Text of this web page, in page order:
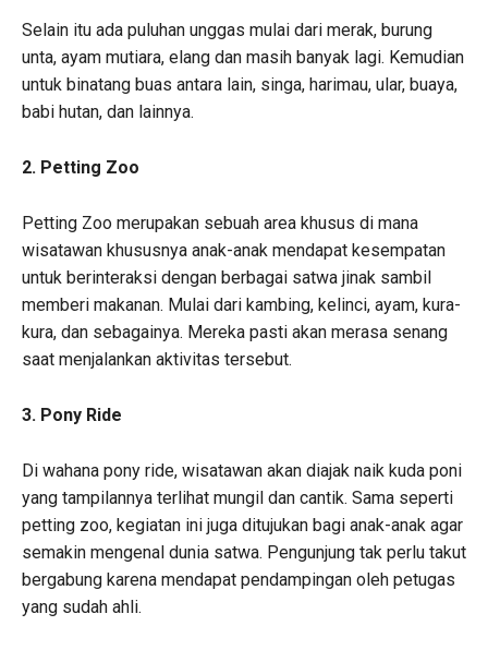
Selain itu ada puluhan unggas mulai dari merak, burung
unta, ayam mutiara, elang dan masih banyak lagi. Kemudian
untuk binatang buas antara lain, singa, harimau, ular, buaya,
babi hutan, dan lainnya.
2. Petting Zoo
Petting Zoo merupakan sebuah area khusus di mana
wisatawan khususnya anak-anak mendapat kesempatan
untuk berinteraksi dengan berbagai satwa jinak sambil
memberi makanan. Mulai dari kambing, kelinci, ayam, kura-
kura, dan sebagainya. Mereka pasti akan merasa senang
saat menjalankan aktivitas tersebut.
3. Pony Ride
Di wahana pony ride, wisatawan akan diajak naik kuda poni
yang tampilannya terlihat mungil dan cantik. Sama seperti
petting zoo, kegiatan ini juga ditujukan bagi anak-anak agar
semakin mengenal dunia satwa. Pengunjung tak perlu takut
bergabung karena mendapat pendampingan oleh petugas
yang sudah ahli.